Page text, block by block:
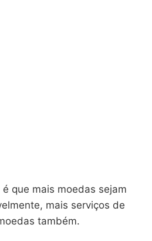
que mais moedas sejam
mais serviços de
também.